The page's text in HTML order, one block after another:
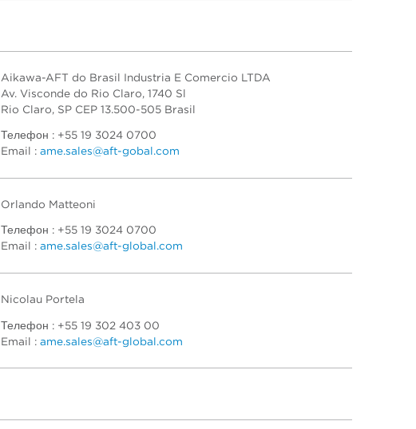
Aikawa-AFT do Brasil Industria E Comercio LTDA
Av. Visconde do Rio Claro, 1740 Sl
Rio Claro, SP CEP 13.500-505 Brasil
Телефон : +55 19 3024 0700
Email :ame.sales@aft-gobal.com
Orlando Matteoni
Телефон : +55 19 3024 0700
Email :ame.sales@aft-global.com
Nicolau Portela
Телефон : +55 19 302 403 00
Email :ame.sales@aft-global.com